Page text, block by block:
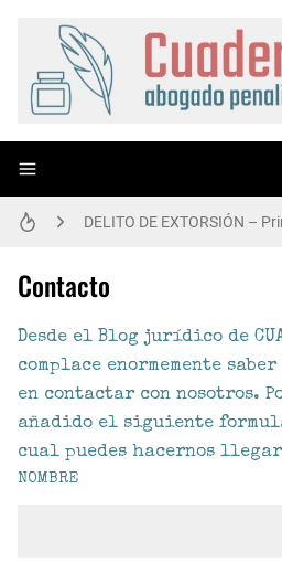
DELITO DE EXTORSIÓN –
DELITO DE EXTORSIÓN -
¿EN QUÉ CONSISTE EL
CASO MARNIE LA
ATENUANTE DE
Contacto
Desde el Blog jurídico de
complace enormemente
en contactar con nosotros.
añadido el siguiente
cual puedes hacernos
NOMBRE